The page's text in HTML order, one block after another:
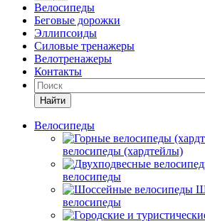
Велосипеды
Беговые дорожки
Эллипсоиды
Силовые тренажеры
Велотренажеры
Контакты
Найти
Велосипеды
велосипеды (хардтейлы)
велосипеды
велосипеды